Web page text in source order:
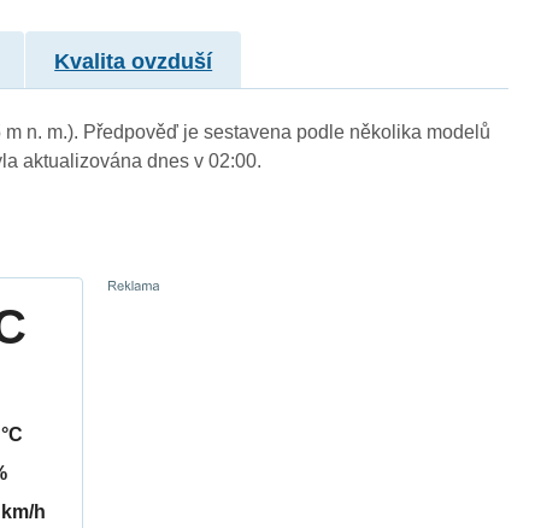
Kvalita ovzduší
n. m.). Předpověď je sestavena podle několika modelů
aktualizována dnes v 02:00.
h